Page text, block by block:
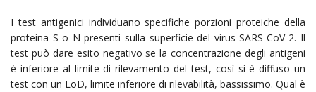
I test antigenici individuano specifiche porzioni proteiche della
proteina S o N presenti sulla superficie del virus SARS-CoV-2. Il
test può dare esito negativo se la concentrazione degli antigeni
è inferiore al limite di rilevamento del test, così si è diffuso un
test con un LoD, limite inferiore di rilevabilità, bassissimo. Qual è